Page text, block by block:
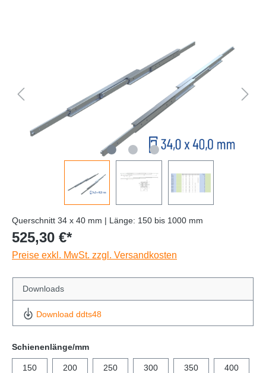
Querschnitt 34 x 40 mm | Länge: 150 bis 1000 mm
525,30 €*
Preise exkl. MwSt. zzgl. Versandkosten
Downloads
Download ddts48
Schienenlänge/mm
150 200 250 300 350 400